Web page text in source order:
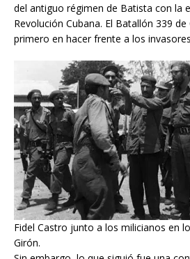
del antiguo régimen de Batista con la
Revolución Cubana. El Batallón 339
primero en hacer frente a los
Fidel Castro junto a los milicianos en
Girón.